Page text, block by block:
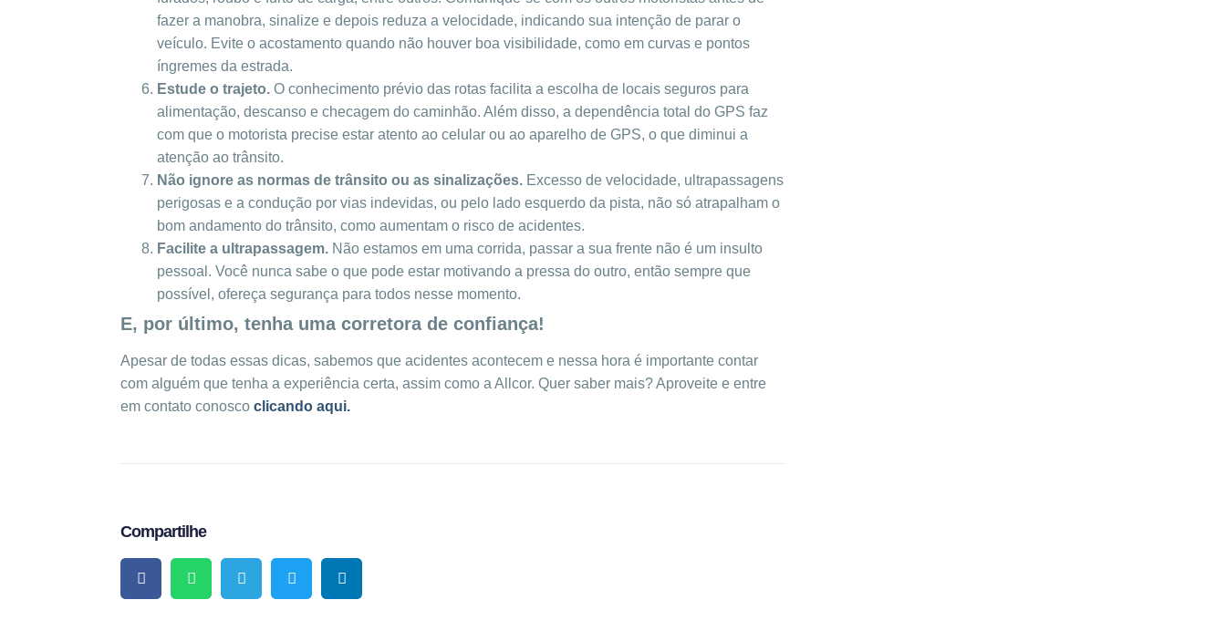
fazer a manobra, sinalize e depois reduza a velocidade, indicando sua intenção de parar o
veículo. Evite o acostamento quando não houver boa visibilidade, como em curvas e pontos
íngremes da estrada.
Estude o trajeto. O conhecimento prévio das rotas facilita a escolha de locais seguros para
alimentação, descanso e checagem do caminhão. Além disso, a dependência total do GPS faz
com que o motorista precise estar atento ao celular ou ao aparelho de GPS, o que diminui a
atenção ao trânsito.
Não ignore as normas de trânsito ou as sinalizações. Excesso de velocidade, ultrapassagens
perigosas e a condução por vias indevidas, ou pelo lado esquerdo da pista, não só atrapalham o
bom andamento do trânsito, como aumentam o risco de acidentes.
Facilite a ultrapassagem. Não estamos em uma corrida, passar a sua frente não é um insulto
pessoal. Você nunca sabe o que pode estar motivando a pressa do outro, então sempre que
possível, ofereça segurança para todos nesse momento.
E, por último, tenha uma corretora de confiança!
Apesar de todas essas dicas, sabemos que acidentes acontecem e nessa hora é importante contar
com alguém que tenha a experiência certa, assim como a Allcor. Quer saber mais? Aproveite e entre
em contato conosco clicando aqui.
Compartilhe